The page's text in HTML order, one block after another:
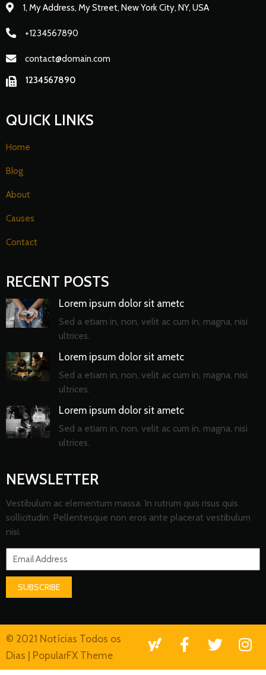
1, My Address, My Street, New York City, NY, USA
+1234567890
contact@domain.com
1234567890
QUICK LINKS
Home
Blog
About
Causes
Contact
RECENT POSTS
Lorem ipsum dolor sit ametc
Sed a etiam in, non, velit ac cum in, magna, nisi
ultrices.
Lorem ipsum dolor sit ametc
Sed a etiam in, non, velit ac cum in, magna, nisi
ultrices.
Lorem ipsum dolor sit ametc
Sed a etiam in, non, velit ac cum in, magna, nisi
ultrices.
NEWSLETTER
Vestibulum ac elementum massa. In rutrum quis risus quis
sollicitudin. Pellentesque non eros ante placerat vestibulum
nisi.
SUBSCRIBE
© 2021 Notícias Todos os
Dias | PopularFX Theme